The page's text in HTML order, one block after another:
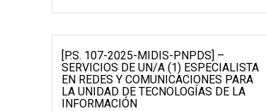
[P.S. 107-2025-MIDIS-PNPDS] –
SERVICIOS DE UN/A (1) ESPECIALISTA
EN REDES Y COMUNICACIONES PARA
LA UNIDAD DE TECNOLOGÍAS DE LA
INFORMACIÓN